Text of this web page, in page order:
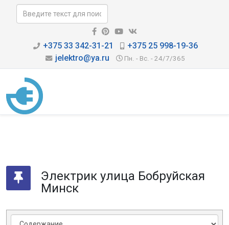
+375 33 342-31-21
+375 25 998-19-36
jelektro@ya.ru
Пн. - Вс. - 24/7/365
Электрик улица Бобруйская
Минск